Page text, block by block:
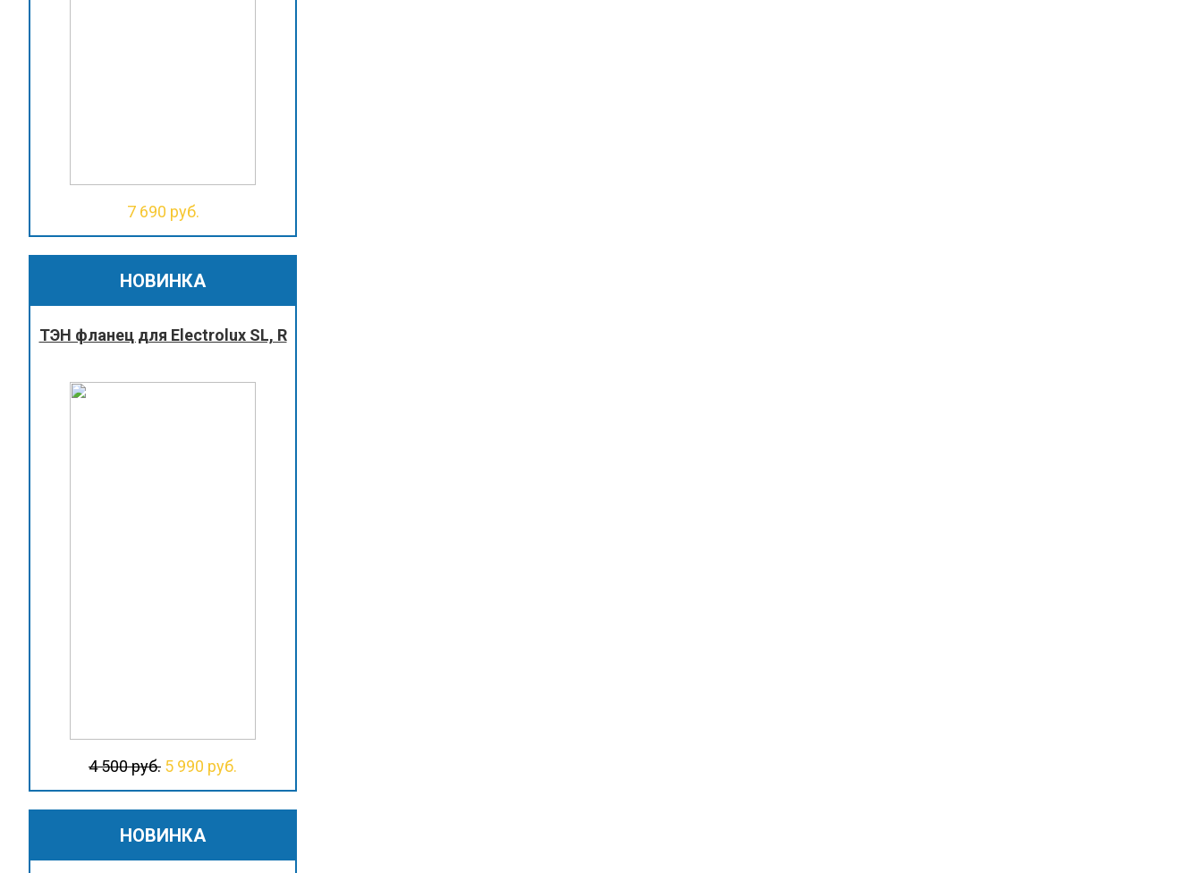
7 690 руб.
НОВИНКА
ТЭН фланец для Electrolux SL, R
4 500 руб. 5 990 руб.
НОВИНКА